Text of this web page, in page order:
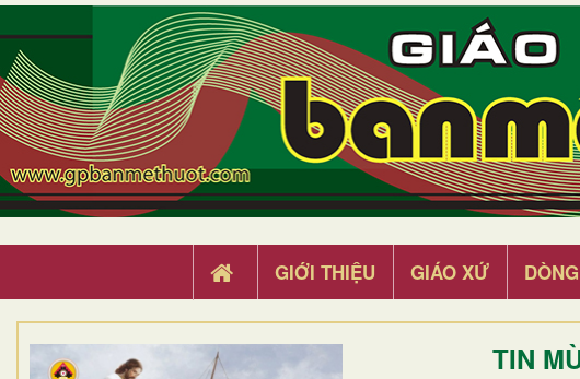
GIỚI THIỆU GIÁO XỨ
TIN